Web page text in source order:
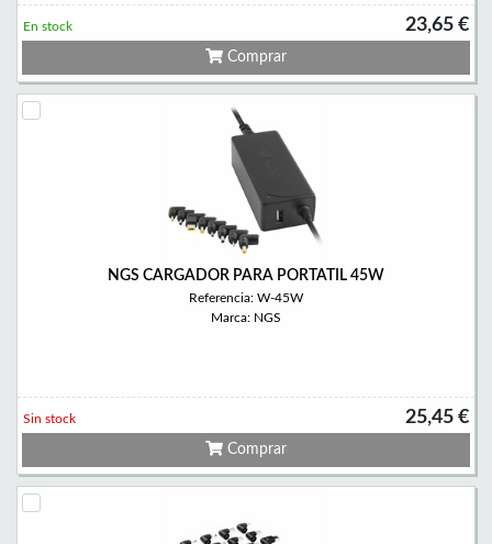
23,65 €
En stock
Comprar
NGS CARGADOR PARA PORTATIL 45W
Referencia: W-45W
Marca: NGS
25,45 €
Sin stock
Comprar